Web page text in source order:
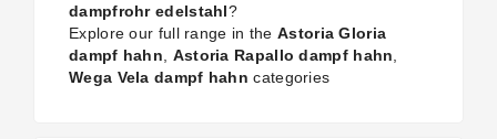
dampfrohr edelstahl?
Explore our full range in the Astoria Gloria
dampf hahn
Astoria Rapallo dampf hahn
Wega Vela dampf hahn categories